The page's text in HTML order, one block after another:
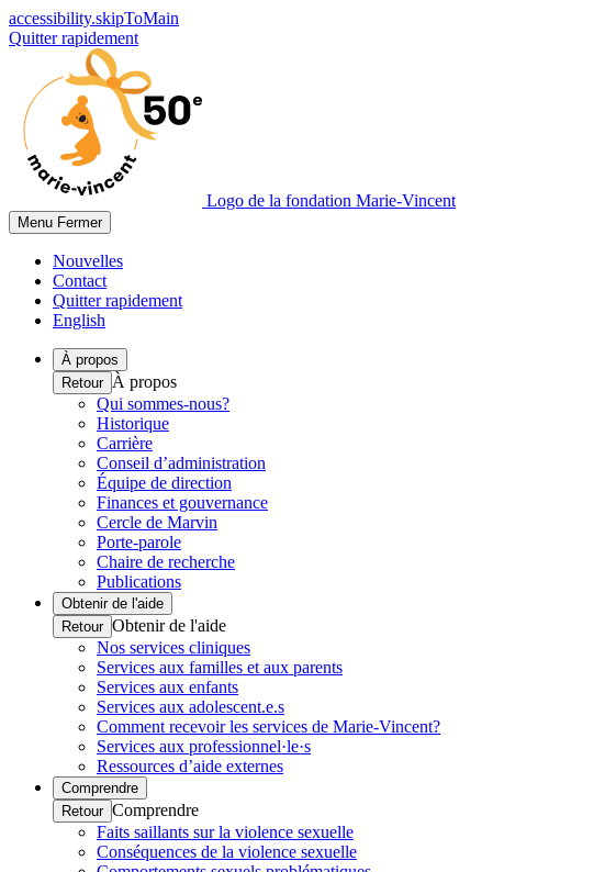
accessibility.skipToMain
Quitter rapidement
Logo de la fondation Marie-Vincent
Menu Fermer
Nouvelles
Contact
Quitter rapidement
English
À propos
Retour À propos
Qui sommes-nous?
Historique
Carrière
Conseil d’administration
Équipe de direction
Finances et gouvernance
Cercle de Marvin
Porte-parole
Chaire de recherche
Publications
Obtenir de l'aide
Retour Obtenir de l'aide
Nos services cliniques
Services aux familles et aux parents
Services aux enfants
Services aux adolescent.e.s
Comment recevoir les services de Marie-Vincent?
Services aux professionnel·le·s
Ressources d’aide externes
Comprendre
Retour Comprendre
Faits saillants sur la violence sexuelle
Conséquences de la violence sexuelle